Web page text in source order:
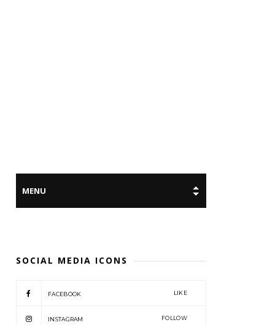
SOCIAL MEDIA ICONS
FACEBOOK LIKE
INSTAGRAM FOLLOW